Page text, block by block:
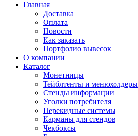
Главная
Доставка
Оплата
Новости
Как заказать
Портфолио вывесок
О компании
Каталог
Монетницы
Тейблтенты и менюхолдеры
Стенды информации
Уголки потребителя
Перекидные системы
Карманы для стендов
Чекбоксы